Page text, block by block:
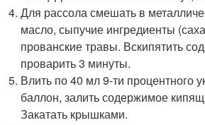
Для рассола смешать в
масло, сыпучие ингредиенты
прованские травы. Вскипятить
проварить 3 минуты.
Влить по 40 мл 9-ти процентного
баллон, залить содержимое
Закатать крышками.